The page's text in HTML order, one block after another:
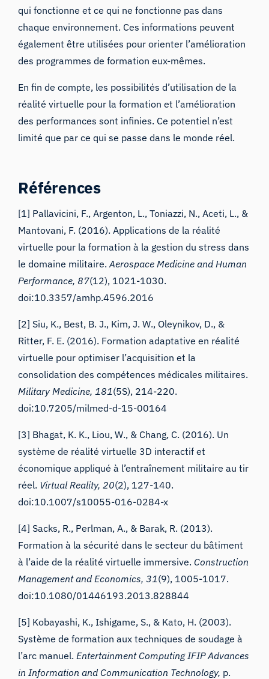
qui fonctionne et ce qui ne fonctionne pas dans
chaque environnement. Ces informations peuvent
également être utilisées pour orienter l’amélioration
des programmes de formation eux-mêmes.
En fin de compte, les possibilités d’utilisation de la
réalité virtuelle pour la formation et l’amélioration
des performances sont infinies. Ce potentiel n’est
limité que par ce qui se passe dans le monde réel.
Références
[1] Pallavicini, F., Argenton, L., Toniazzi, N., Aceti, L., &
Mantovani, F. (2016). Applications de la réalité
virtuelle pour la formation à la gestion du stress dans
le domaine militaire.Aerospace Medicine and Human
Performance, 87(12), 1021-1030.
doi:10.3357/amhp.4596.2016
[2] Siu, K., Best, B. J., Kim, J. W., Oleynikov, D., &
Ritter, F. E. (2016). Formation adaptative en réalité
virtuelle pour optimiser l’acquisition et la
consolidation des compétences médicales militaires.
Military Medicine, 181(5S), 214-220.
doi:10.7205/milmed-d-15-00164
[3] Bhagat, K. K., Liou, W., & Chang, C. (2016). Un
système de réalité virtuelle 3D interactif et
économique appliqué à l’entraînement militaire au tir
réel. Virtual Reality, 20(2), 127-140.
doi:10.1007/s10055-016-0284-x
[4] Sacks, R., Perlman, A., & Barak, R. (2013).
Formation à la sécurité dans le secteur du bâtiment
à l’aide de la réalité virtuelle immersive.Construction
Management and Economics, 31(9), 1005-1017.
doi:10.1080/01446193.2013.828844
[5] Kobayashi, K., Ishigame, S., & Kato, H. (2003).
Système de formation aux techniques de soudage à
l’arc manuel. Entertainment Computing IFIP Advances
in Information and Communication Technology, p.